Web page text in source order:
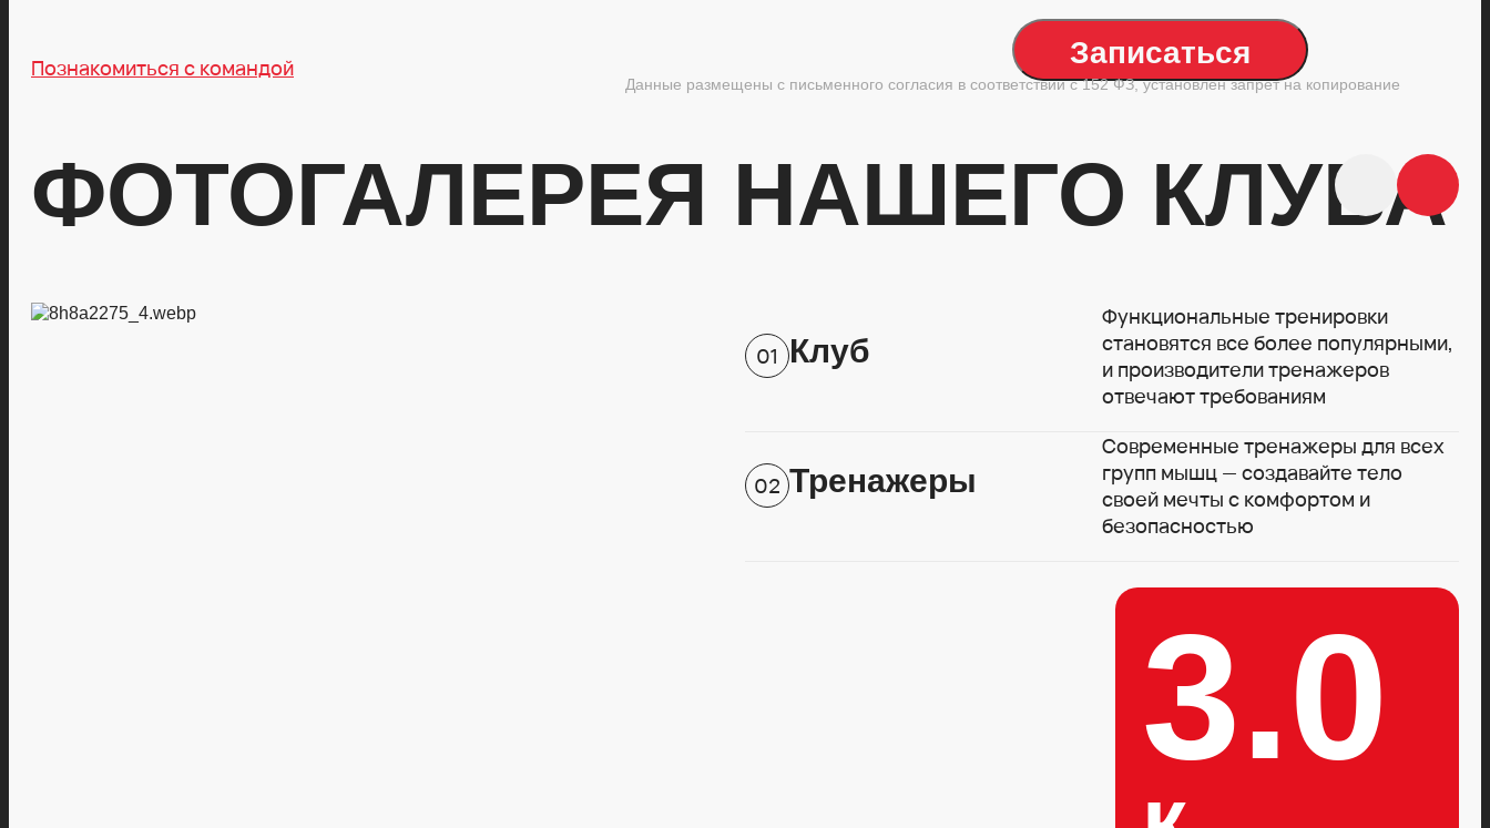
Данные размещены с письменного согласия в соответствии с 152 ФЗ, установлен запрет на копирование
Записаться
Познакомиться с командой
ФОТОГАЛЕРЕЯ НАШЕГО КЛУБА
01 Клуб
Функциональные тренировки
становятся все более популярными,
и производители тренажеров
отвечают требованиям
02 Тренажеры
Современные тренажеры для всех
групп мышц — создавайте тело
своей мечты с комфортом и
безопасностью
3.0